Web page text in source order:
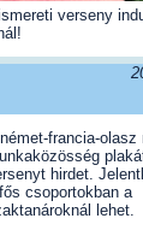
verseny
francia-olasz
hirdet.
csoportokban a
lehet.